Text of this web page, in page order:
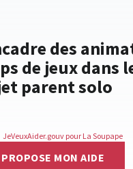
des
de jeux dans
parent solo
JeVeuxAider.gouv pour La Soupape
MON AIDE